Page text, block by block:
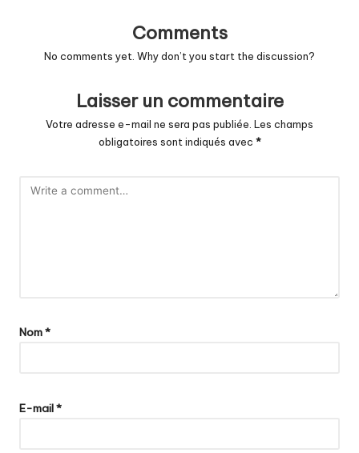
Comments
No comments yet. Why don’t you start the discussion?
Laisser un commentaire
Votre adresse e-mail ne sera pas publiée. Les champs
obligatoires sont indiqués avec *
Nom*
E-mail*